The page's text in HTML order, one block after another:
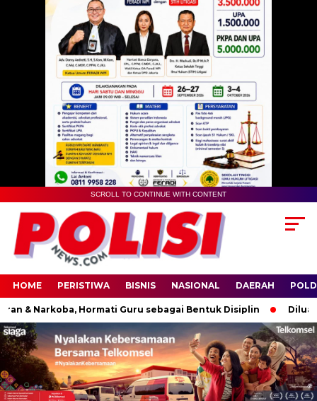
SCROLL TO CONTINUE WITH CONTENT
HOME PERISTIWA BISNIS NASIONAL DAERAH
Narkoba, Hormati Guru sebagai Bentuk Disiplin Diluar